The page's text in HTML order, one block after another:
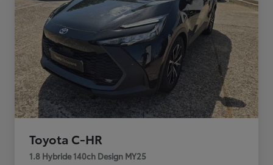
Toyota C-HR
1.8 Hybride 140ch Design MY25